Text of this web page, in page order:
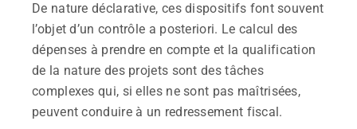
De nature déclarative, ces dispositifs font souvent
l’objet d’un contrôle a posteriori. Le calcul des
dépenses à prendre en compte et la qualification
de la nature des projets sont des tâches
complexes qui, si elles ne sont pas maîtrisées,
peuvent conduire à un redressement fiscal.